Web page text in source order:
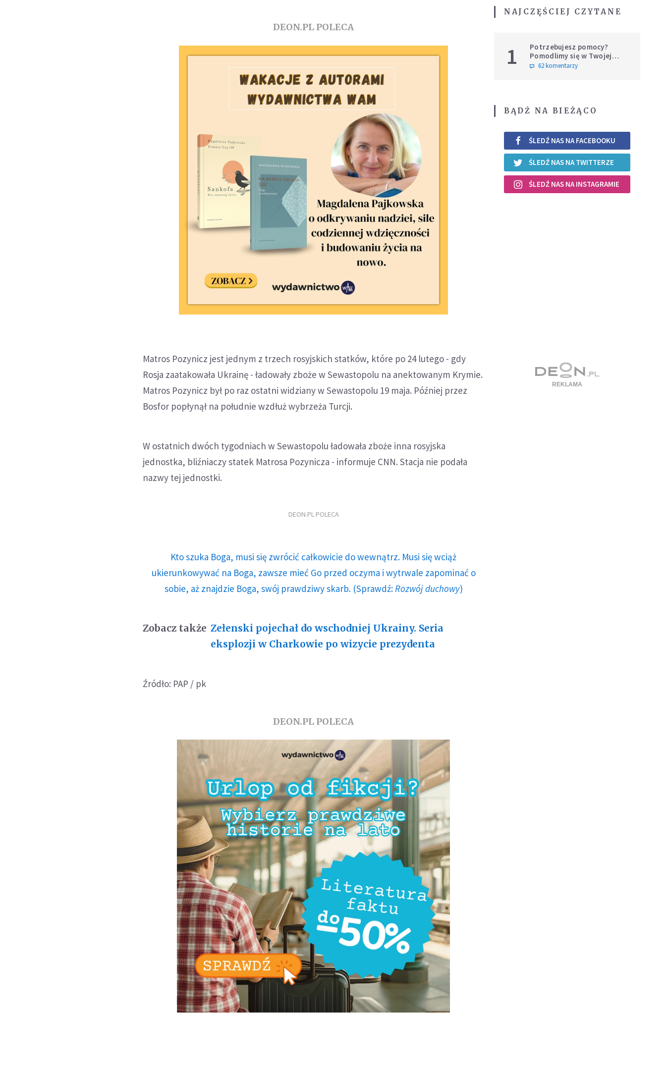
DEON.PL POLECA
Matros Pozynicz jest jednym z trzech rosyjskich statków, które po 24 lutego - gdy
Rosja zaatakowała Ukrainę - ładowały zboże w Sewastopolu na anektowanym Krymie.
Matros Pozynicz był po raz ostatni widziany w Sewastopolu 19 maja. Później przez
Bosfor popłynął na południe wzdłuż wybrzeża Turcji.
W ostatnich dwóch tygodniach w Sewastopolu ładowała zboże inna rosyjska
jednostka, bliźniaczy statek Matrosa Pozynicza - informuje CNN. Stacja nie podała
nazwy tej jednostki.
DEON.PL POLECA
Kto szuka Boga, musi się zwrócić całkowicie do wewnątrz. Musi się wciąż
ukierunkowywać na Boga, zawsze mieć Go przed oczyma i wytrwale zapominać o
sobie, aż znajdzie Boga, swój prawdziwy skarb. (Sprawdź: Rozwój duchowy)
Zobacz także Zełenski pojechał do wschodniej Ukrainy. Seria
eksplozji w Charkowie po wizycie prezydenta
Źródło: PAP / pk
DEON.PL POLECA
NAJCZĘŚCIEJ CZYTANE
1
Potrzebujesz pomocy?
Pomodlimy się w Twojej
intencji
62 komentarzy
BĄDŹ NA BIEŻĄCO
ŚLEDŹ NAS NA FACEBOOKU
ŚLEDŹ NAS NA TWITTERZE
ŚLEDŹ NAS NA INSTAGRAMIE